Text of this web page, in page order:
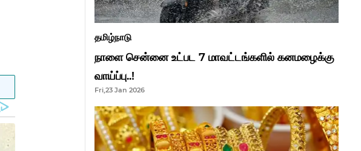
தமிழ்நாடு
நாளை சென்னை உட்பட 7 மாவட்டங்களில் கனமழைக்கு
வாய்ப்பு..!
Fri,23 Jan 2026